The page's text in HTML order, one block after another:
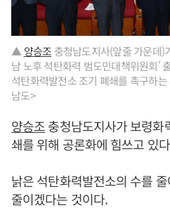
▲ 양승조 충청남도지사(앞줄 가운데)
남 노후 석탄화력 범도민대책위원회'
석탄화력발전소 조기 폐쇄를 촉구하
남도>
양승조충청남도지사가 보령화
쇄를 위해 공론화에 힘쓰고 있
낡은 석탄화력발전소의 수를
줄이겠다는 것이다.